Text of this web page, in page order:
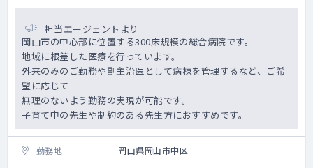
担当エージェントより
岡山市の中心部に位置する300床規模の総合病院です。
地域に根差した医療を行っています。
外来のみのご勤務や副主治医として病棟を管理するなど、ご希
望に応じて
無理のないよう勤務の実現が可能です。
子育て中の先生や制約のある先生方におすすめです。
勤務地 岡山県岡山市中区